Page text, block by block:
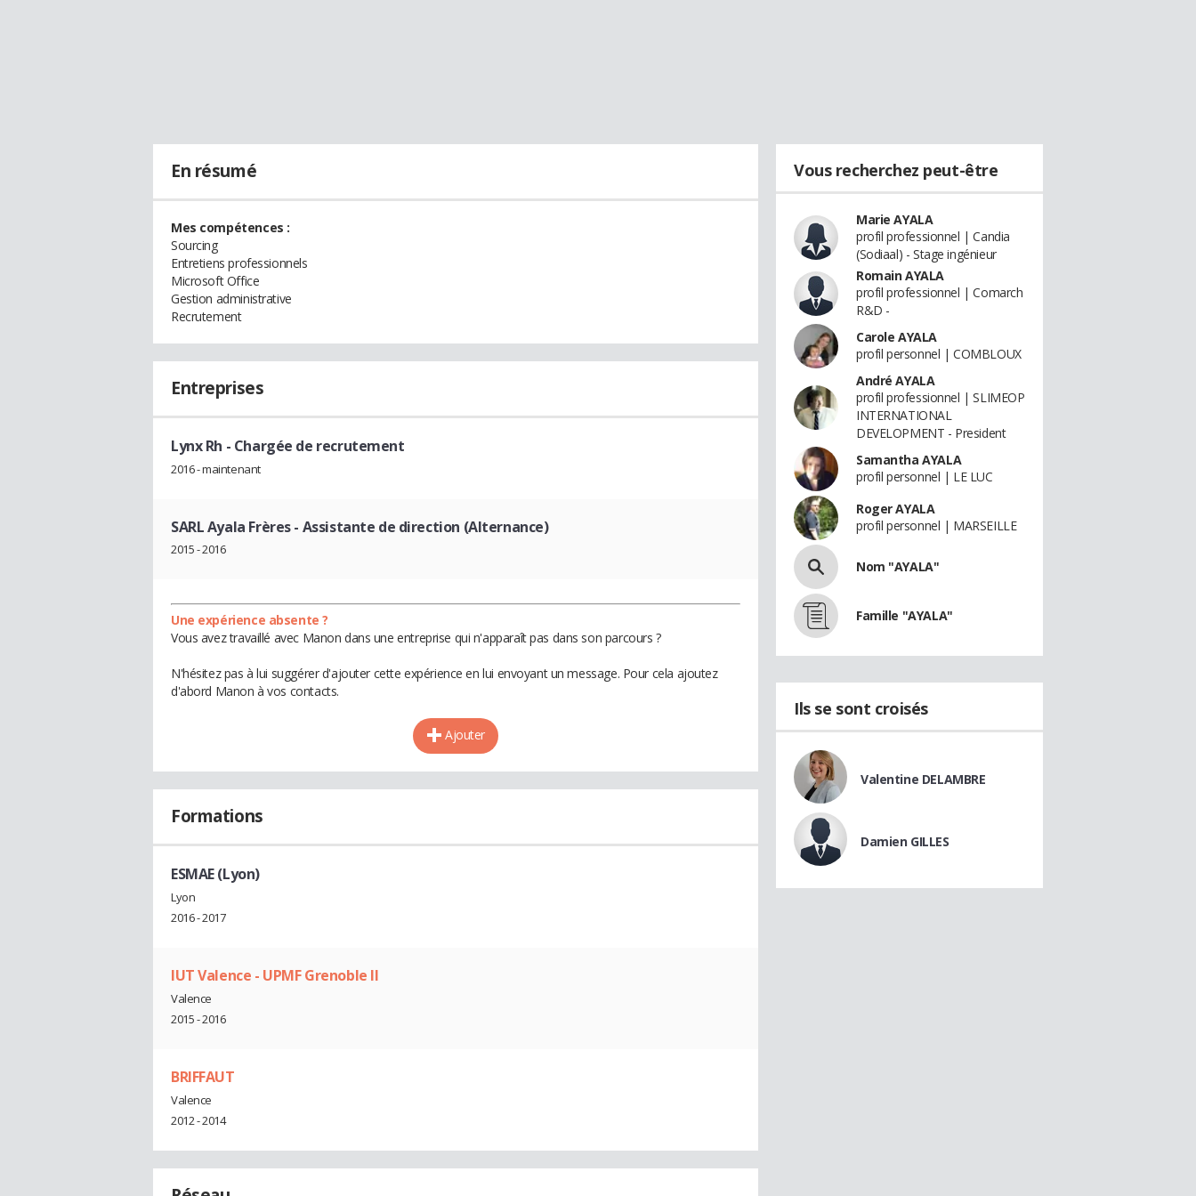
En résumé
Mes compétences :
Sourcing
Entretiens professionnels
Microsoft Office
Gestion administrative
Recrutement
Entreprises
Lynx Rh - Chargée de recrutement
2016 - maintenant
SARL Ayala Frères- Assistante de direction (Alternance)
2015 - 2016
Une expérience absente ?
Vous avez travaillé avec Manon dans une entreprise qui n'apparaît pas dans son parcours ?
N'hésitez pas à lui suggérer d'ajouter cette expérience en lui envoyant un message. Pour cela ajoutez
d'abord Manon à vos contacts.
Ajouter
Formations
ESMAE (Lyon)
Lyon
2016 - 2017
IUT Valence - UPMF Grenoble II
Valence
2015 - 2016
BRIFFAUT
Valence
2012 - 2014
Vous recherchez peut-être
Marie AYALA
profil professionnel | Candia
(Sodiaal) - Stage ingénieur
Romain AYALA
profil professionnel | Comarch
R&D -
Carole AYALA
profil personnel | COMBLOUX
André AYALA
profil professionnel | SLIMEOP
INTERNATIONAL
DEVELOPMENT - President
Samantha AYALA
profil personnel | LE LUC
Roger AYALA
profil personnel | MARSEILLE
Nom "AYALA"
Famille "AYALA"
Ils se sont croisés
Valentine DELAMBRE
Damien GILLES